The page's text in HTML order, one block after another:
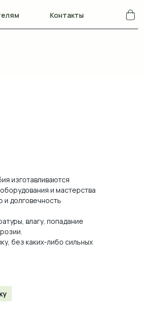
Контакты
изготавливаются
и мастерства
и долговечность
влагу, попадание
без каких-либо сильных